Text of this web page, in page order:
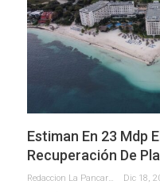
Estiman En 23 Mdp
Recuperación De
Redaccion La Pancarta De Quintana Roo Dic 18,